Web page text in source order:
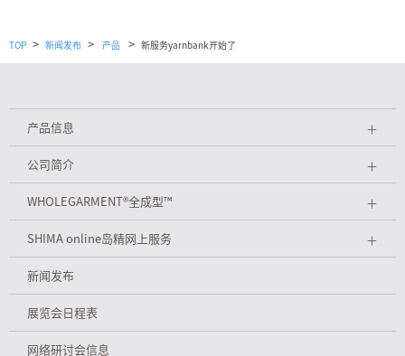
TOP > 新闻发布 > 产品 > 新服务yarnbank开始了
产品信息 ＋
公司简介 ＋
WHOLEGARMENT®全成型™ ＋
SHIMA online岛精网上服务 ＋
新闻发布
展览会日程表
网络研讨会信息